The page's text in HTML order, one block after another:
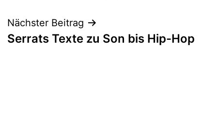
Nächster Beitrag
Serrats Texte zu Son bis Hip-Hop